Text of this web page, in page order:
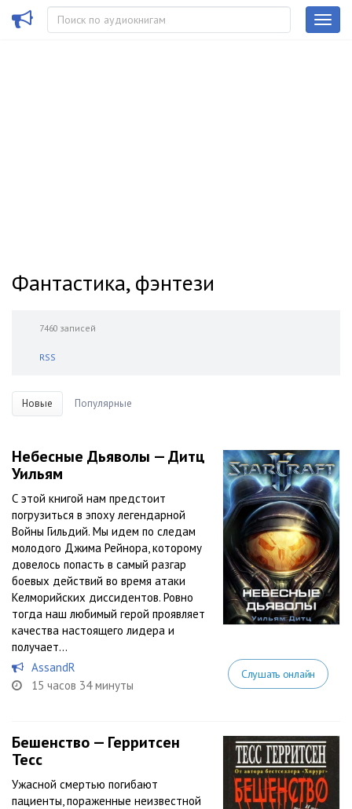
Фантастика, фэнтези
7460 записей
RSS
Новые Популярные
Небесные Дьяволы — Дитц
Уильям
С этой книгой нам предстоит
погрузиться в эпоху легендарной
Войны Гильдий. Мы идем по следам
молодого Джима Рейнора, которому
довелось попасть в самый разгар
боевых действий во время атаки
Келморийских диссидентов. Ровно
тогда наш любимый герой проявляет
качества настоящего лидера и
получает...
AssandR
15 часов 34 минуты
Слушать онлайн
Бешенство — Герритсен
Тесс
Ужасной смертью погибают
пациенты, пораженные неизвестной